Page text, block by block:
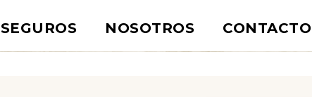
SEGUROS NOSOTROS CONTACTO